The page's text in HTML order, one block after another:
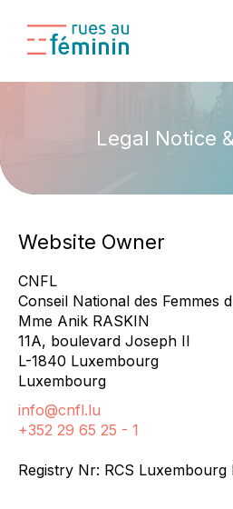
Legal Notice
Website Owner
CNFL
Conseil National des Femmes
Mme Anik RASKIN
11A, boulevard Joseph II
L-1840 Luxembourg
Luxembourg
info@cnfl.lu
+352 29 65 25 - 1
Registry Nr: RCS Luxembourg